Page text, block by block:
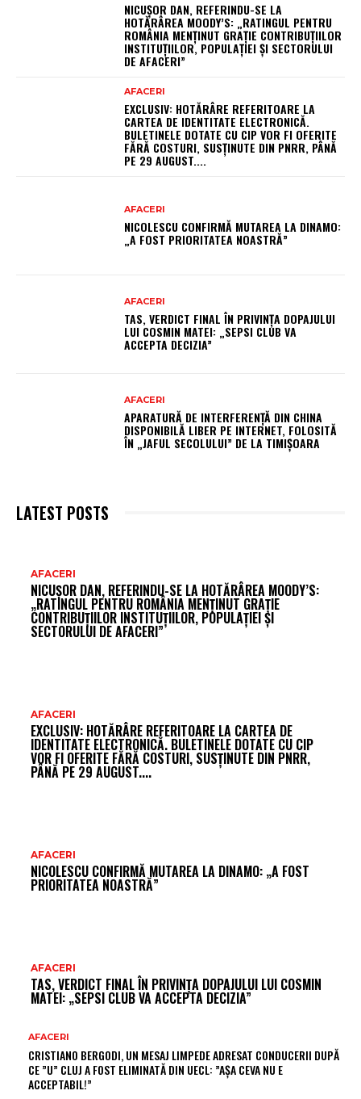
NICUȘOR DAN, REFERINDU-SE LA
HOTĂRÂREA MOODY’S: „RATINGUL PENTRU
ROMÂNIA MENȚINUT GRAȚIE CONTRIBUȚIILOR
INSTITUȚIILOR, POPULAȚIEI ȘI SECTORULUI
DE AFACERI”
AFACERI
EXCLUSIV: HOTĂRÂRE REFERITOARE LA
CARTEA DE IDENTITATE ELECTRONICĂ.
BULETINELE DOTATE CU CIP VOR FI OFERITE
FĂRĂ COSTURI, SUSȚINUTE DIN PNRR, PÂNĂ
PE 29 AUGUST....
AFACERI
NICOLESCU CONFIRMĂ MUTAREA LA DINAMO:
„A FOST PRIORITATEA NOASTRĂ”
AFACERI
TAS, VERDICT FINAL ÎN PRIVINȚA DOPAJULUI
LUI COSMIN MATEI: „SEPSI CLUB VA
ACCEPTA DECIZIA”
AFACERI
APARATURĂ DE INTERFERENȚĂ DIN CHINA
DISPONIBILĂ LIBER PE INTERNET, FOLOSITĂ
ÎN „JAFUL SECOLULUI” DE LA TIMIȘOARA
LATEST POSTS
AFACERI
NICUȘOR DAN, REFERINDU-SE LA HOTĂRÂREA MOODY’S:
„RATINGUL PENTRU ROMÂNIA MENȚINUT GRAȚIE
CONTRIBUȚIILOR INSTITUȚIILOR, POPULAȚIEI ȘI
SECTORULUI DE AFACERI”
AFACERI
EXCLUSIV: HOTĂRÂRE REFERITOARE LA CARTEA DE
IDENTITATE ELECTRONICĂ. BULETINELE DOTATE CU CIP
VOR FI OFERITE FĂRĂ COSTURI, SUSȚINUTE DIN PNRR,
PÂNĂ PE 29 AUGUST....
AFACERI
NICOLESCU CONFIRMĂ MUTAREA LA DINAMO: „A FOST
PRIORITATEA NOASTRĂ”
AFACERI
TAS, VERDICT FINAL ÎN PRIVINȚA DOPAJULUI LUI COSMIN
MATEI: „SEPSI CLUB VA ACCEPTA DECIZIA”
AFACERI
CRISTIANO BERGODI, UN MESAJ LIMPEDE ADRESAT CONDUCERII DUPĂ
CE ”U” CLUJ A FOST ELIMINATĂ DIN UECL: ”AȘA CEVA NU E
ACCEPTABIL!”